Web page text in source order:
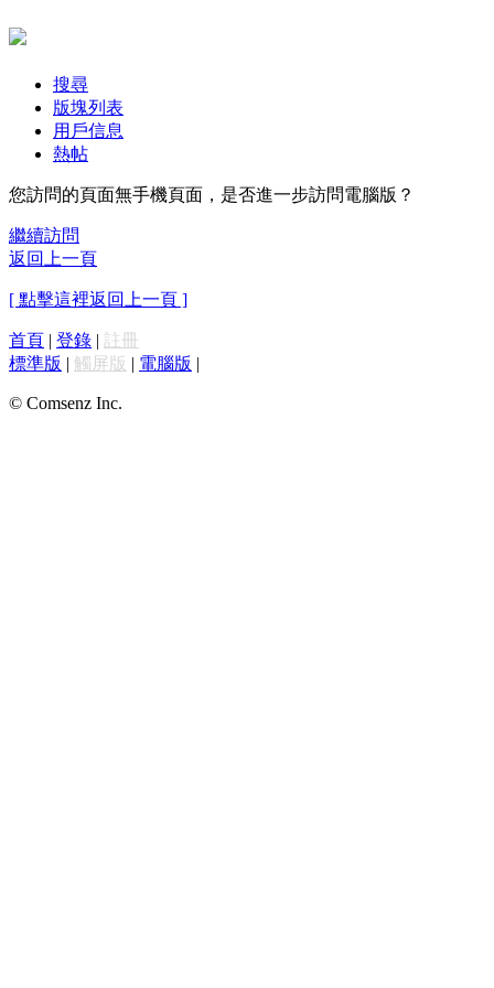
搜尋
版塊列表
用戶信息
熱帖
您訪問的頁面無手機頁面，是否進一步訪問電腦版？
繼續訪問
返回上一頁
[ 點擊這裡返回上一頁 ]
首頁 | 登錄 | 註冊
標準版 | 觸屏版 | 電腦版 |
© Comsenz Inc.